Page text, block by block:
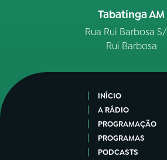
Tabatinga AM
Rua Rui Barbosa
Rui Barbosa
INÍCIO
A RÁDIO
PROGRAMAÇÃO
PROGRAMAS
PODCASTS